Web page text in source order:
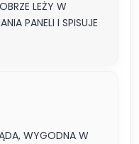
LEŻY W
PANELI I SPISUJE
WYGODNA W